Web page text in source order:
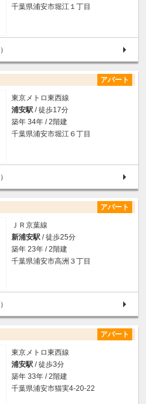
千葉県浦安市堀江１丁目
）
アパート
東京メトロ東西線
浦安駅 / 徒歩17分
築年 34年 / 2階建
千葉県浦安市堀江６丁目
）
アパート
ＪＲ京葉線
新浦安駅 / 徒歩25分
築年 23年 / 2階建
千葉県浦安市高洲３丁目
）
アパート
東京メトロ東西線
浦安駅 / 徒歩3分
築年 33年 / 2階建
千葉県浦安市猫実4-20-22